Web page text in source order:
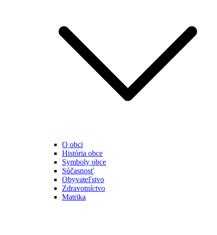
O obci
História obce
Symboly obce
Súčasnosť
Obyvateľstvo
Zdravotníctvo
Matrika